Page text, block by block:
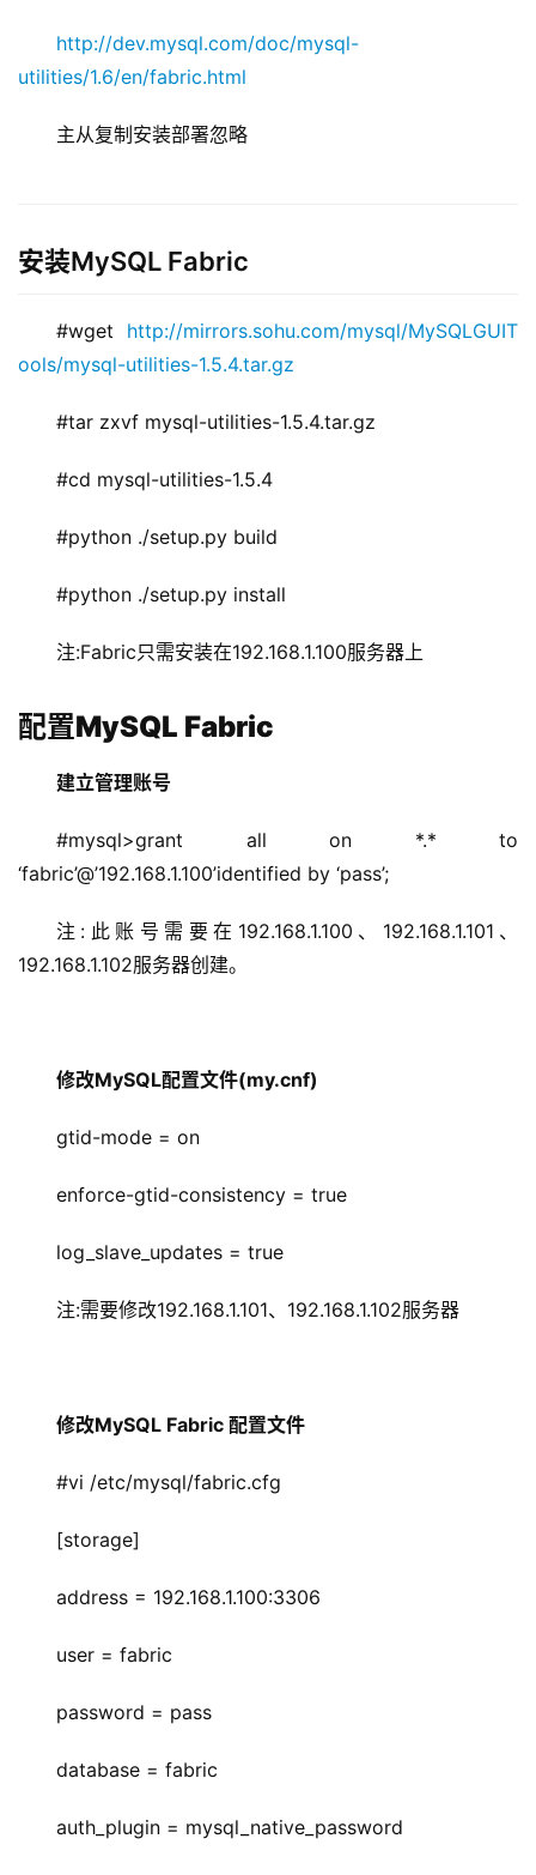
http://dev.mysql.com/doc/mysql-
utilities/1.6/en/fabric.html
主从复制安装部署忽略
安装MySQL Fabric
#wget http://mirrors.sohu.com/mysql/MySQLGUIT
ools/mysql-utilities-1.5.4.tar.gz
#tar zxvf mysql-utilities-1.5.4.tar.gz
#cd mysql-utilities-1.5.4
#python ./setup.py build
#python ./setup.py install
注:Fabric只需安装在192.168.1.100服务器上
配置MySQL Fabric
建立管理账号
#mysql>grant all on *.* to
‘fabric’@’192.168.1.100’identified by ‘pass’;
注:此账号需要在192.168.1.100、192.168.1.101、
192.168.1.102服务器创建。
修改MySQL配置文件(my.cnf)
gtid-mode = on
enforce-gtid-consistency = true
log_slave_updates = true
注:需要修改192.168.1.101、192.168.1.102服务器
修改MySQL Fabric 配置文件
#vi /etc/mysql/fabric.cfg
[storage]
address = 192.168.1.100:3306
user = fabric
password = pass
database = fabric
auth_plugin = mysql_native_password